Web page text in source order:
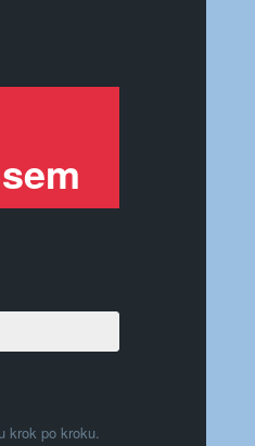
krok po kroku.